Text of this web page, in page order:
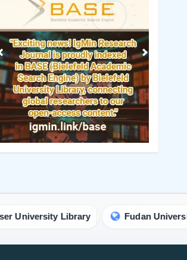
Library Fudan University Library
原稿のガイドライン
独自の研究
レビューレポートテンプレ
ート
議事録テンプレート